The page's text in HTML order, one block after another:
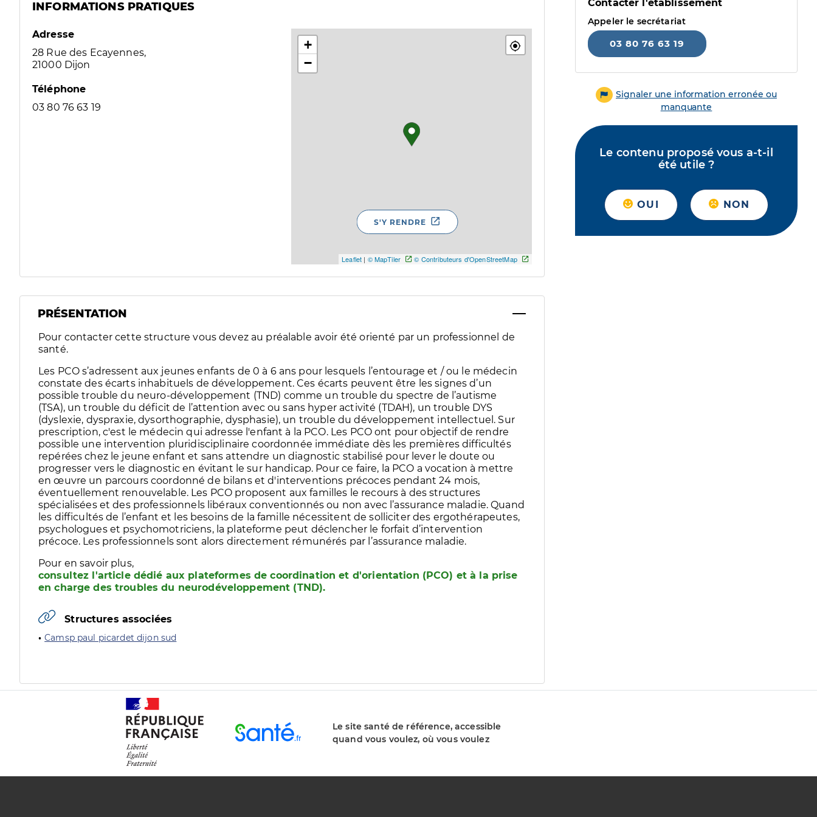
INFORMATIONS PRATIQUES
Adresse
28 Rue des Ecayennes,
21000 Dijon
Téléphone
03 80 76 63 19
+
−
Leaflet | © MapTiler © Contributeurs d'OpenStreetMap
S'Y RENDRE
PRÉSENTATION
Pour contacter cette structure vous devez au préalable avoir été orienté par un professionnel de
santé.
Les PCO s’adressent aux jeunes enfants de 0 à 6 ans pour lesquels l’entourage et / ou le médecin
constate des écarts inhabituels de développement. Ces écarts peuvent être les signes d’un
possible trouble du neuro-développement (TND) comme un trouble du spectre de l’autisme
(TSA), un trouble du déficit de l’attention avec ou sans hyper activité (TDAH), un trouble DYS
(dyslexie, dyspraxie, dysorthographie, dysphasie), un trouble du développement intellectuel. Sur
prescription, c'est le médecin qui adresse l'enfant à la PCO. Les PCO ont pour objectif de rendre
possible une intervention pluridisciplinaire coordonnée immédiate dès les premières difficultés
repérées chez le jeune enfant et sans attendre un diagnostic stabilisé pour lever le doute ou
progresser vers le diagnostic en évitant le sur handicap. Pour ce faire, la PCO a vocation à mettre
en œuvre un parcours coordonné de bilans et d'interventions précoces pendant 24 mois,
éventuellement renouvelable. Les PCO proposent aux familles le recours à des structures
spécialisées et des professionnels libéraux conventionnés ou non avec l’assurance maladie. Quand
les difficultés de l’enfant et les besoins de la famille nécessitent de solliciter des ergothérapeutes,
psychologues et psychomotriciens, la plateforme peut déclencher le forfait d’intervention
précoce. Les professionnels sont alors directement rémunérés par l’assurance maladie.
Pour en savoir plus,
consultez l'article dédié aux plateformes de coordination et d'orientation (PCO) et à la prise
en charge des troubles du neurodéveloppement (TND).
Structures associées
Camsp paul picardet dijon sud
Contacter l'établissement
Appeler le secrétariat
03 80 76 63 19
Signaler une information erronée ou
manquante
Le contenu proposé vous a-t-il
été utile ?
OUI NON
Le site santé de référence, accessible
quand vous voulez, où vous voulez